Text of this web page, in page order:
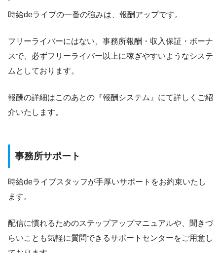
時給deライブの一番の強みは、報酬アップです。
フリーライバーにはない、事務所報酬・収入保証・ボーナ
スで、必ずフリーライバー以上に稼ぎやすいようなシステ
ムとしております。
報酬の詳細はこのあとの『報酬システム』にて詳しくご紹
介いたします。
事務所サポート
時給deライブスタッフが手厚いサポートをお約束いたし
ます。
配信に慣れるためのステップアップマニュアルや、聞きづ
らいことも気軽に質問できるサポートセンターをご用意し